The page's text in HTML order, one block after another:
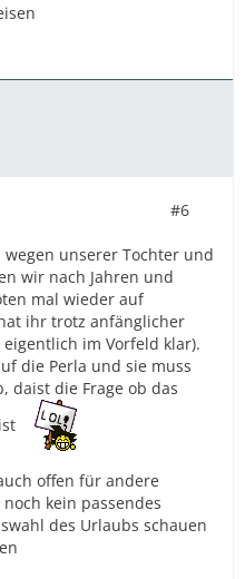
#6
unserer Tochter und
wir nach Jahren und
mal wieder auf
ihr trotz anfänglicher
im Vorfeld klar).
die Perla und sie muss
daist die Frage ob das
offen für andere
kein passendes
des Urlaubs schauen